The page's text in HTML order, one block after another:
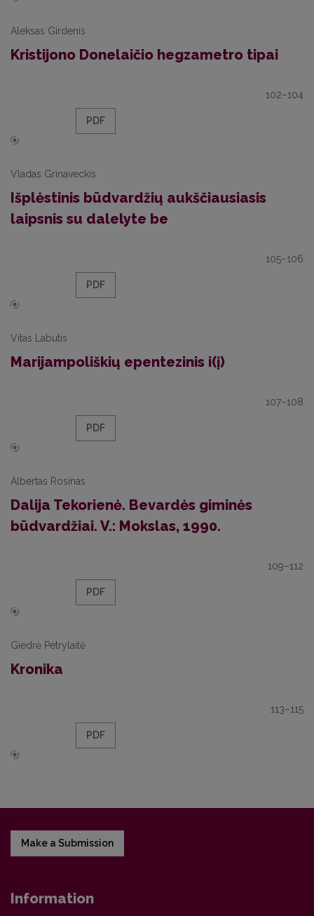
Aleksas Girdenis
Kristijono Donelaičio hegzametro tipai
102–104
PDF
Vladas Grinaveckis
Išplėstinis būdvardžių aukščiausiasis
laipsnis su dalelyte be
105–106
PDF
Vitas Labutis
Marijampoliškių epentezinis i(į)
107–108
PDF
Albertas Rosinas
Dalija Tekorienė. Bevardės giminės
būdvardžiai. V.: Mokslas, 1990.
109–112
PDF
Giedrė Petrylaitė
Kronika
113–115
PDF
Make a Submission
Information